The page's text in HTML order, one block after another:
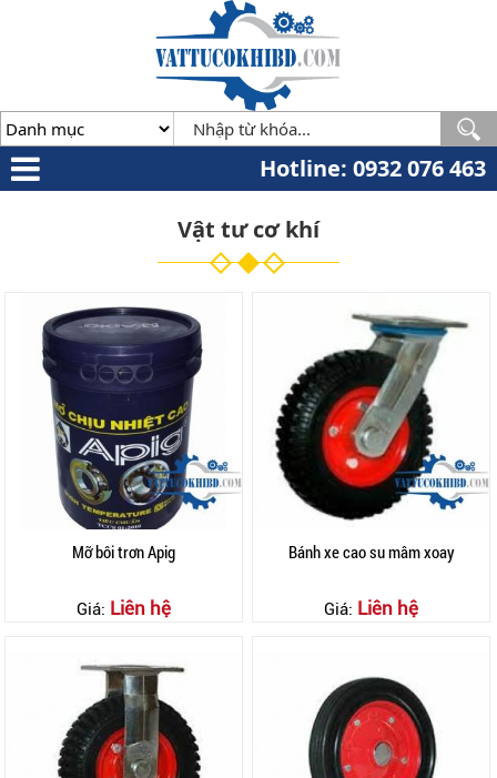
Hotline: 0932 076 463
Vật tư cơ khí
Mỡ bôi trơn Apig
Giá: Liên hệ
Bánh xe cao su mâm xoay
Giá: Liên hệ
076
463